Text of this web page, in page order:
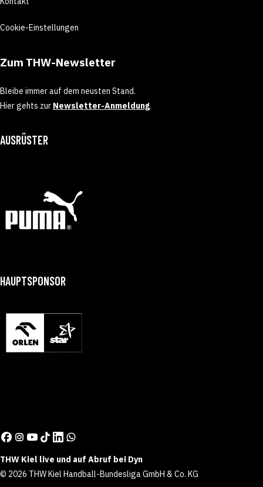
Cookie-Einstellungen
Zum THW-Newsletter
Bleibe immer auf dem neusten Stand.
Hier gehts zur Newsletter-Anmeldung.
AUSRÜSTER
HAUPTSPONSOR
THW Kiel live und auf Abruf bei Dyn
© 2026 THW Kiel Handball-Bundesliga GmbH & Co. KG